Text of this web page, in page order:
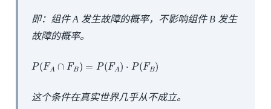
即：组件 A 发生故障的概率，不影响组件 B 发生
故障的概率。
P(FA ∩ FB) = P(FA) ⋅ P(FB)
P(FA ∩F B)= P A)⋅P(F B
这个条件在真实世界几乎从不成立。